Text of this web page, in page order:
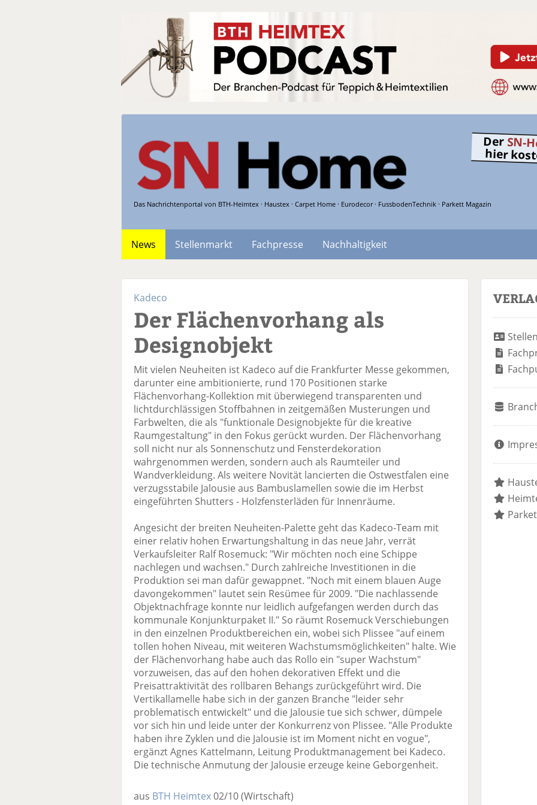
Das Nachrichtenportal von BTH-Heimtex · Haustex · Carpet Home · Eurodecor · FussbodenTechnik · Parkett Magazin
Der SN-
hier
News Stellenmarkt Fachpresse
Nachhaltigkeit
Kadeco
Der Flächenvorhang als
Designobjekt
Mit vielen Neuheiten ist Kadeco auf die Frankfurter Messe gekommen,
darunter eine ambitionierte, rund 170 Positionen starke
Flächenvorhang-Kollektion mit überwiegend transparenten und
lichtdurchlässigen Stoffbahnen in zeitgemäßen Musterungen und
Farbwelten, die als "funktionale Designobjekte für die kreative
Raumgestaltung" in den Fokus gerückt wurden. Der Flächenvorhang
soll nicht nur als Sonnenschutz und Fensterdekoration
wahrgenommen werden, sondern auch als Raumteiler und
Wandverkleidung. Als weitere Novität lancierten die Ostwestfalen eine
verzugsstabile Jalousie aus Bambuslamellen sowie die im Herbst
eingeführten Shutters - Holzfensterläden für Innenräume.
Angesicht der breiten Neuheiten-Palette geht das Kadeco-Team mit
einer relativ hohen Erwartungshaltung in das neue Jahr, verrät
Verkaufsleiter Ralf Rosemuck: "Wir möchten noch eine Schippe
nachlegen und wachsen." Durch zahlreiche Investitionen in die
Produktion sei man dafür gewappnet. "Noch mit einem blauen Auge
davongekommen" lautet sein Resümee für 2009. "Die nachlassende
Objektnachfrage konnte nur leidlich aufgefangen werden durch das
kommunale Konjunkturpaket II." So räumt Rosemuck Verschiebungen
in den einzelnen Produktbereichen ein, wobei sich Plissee "auf einem
tollen hohen Niveau, mit weiteren Wachstumsmöglichkeiten" halte. Wie
der Flächenvorhang habe auch das Rollo ein "super Wachstum"
vorzuweisen, das auf den hohen dekorativen Effekt und die
Preisattraktivität des rollbaren Behangs zurückgeführt wird. Die
Vertikallamelle habe sich in der ganzen Branche "leider sehr
problematisch entwickelt" und die Jalousie tue sich schwer, dümpele
vor sich hin und leide unter der Konkurrenz von Plissee. "Alle Produkte
haben ihre Zyklen und die Jalousie ist im Moment nicht en vogue",
ergänzt Agnes Kattelmann, Leitung Produktmanagement bei Kadeco.
Die technische Anmutung der Jalousie erzeuge keine Geborgenheit.
aus BTH Heimtex02/10(Wirtschaft)